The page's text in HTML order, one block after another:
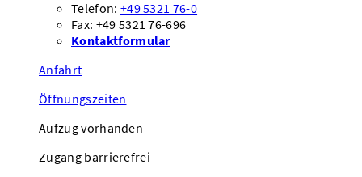
Telefon: +49 5321 76-0
Fax: +49 5321 76-696
Kontaktformular
Anfahrt
Öffnungszeiten
Aufzug vorhanden
Zugang barrierefrei